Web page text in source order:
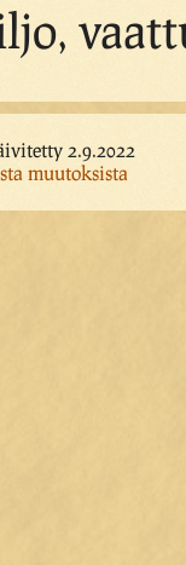
2.9.2022
muutoksista